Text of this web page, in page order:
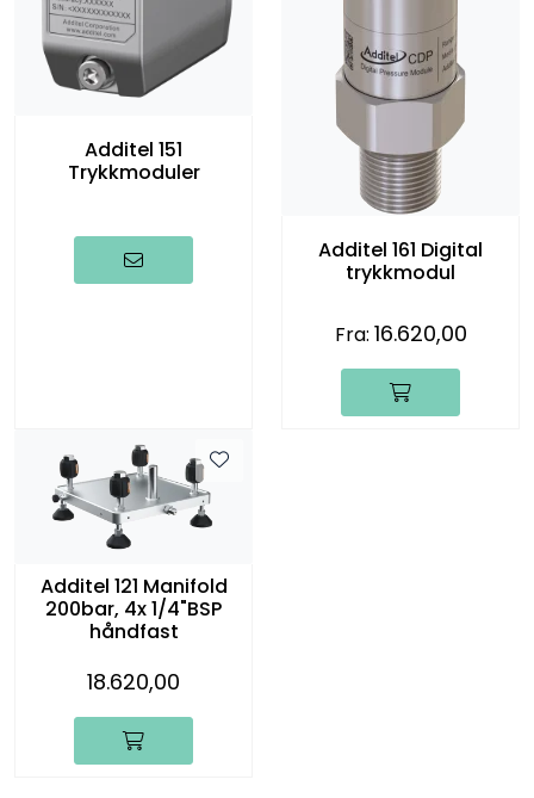
Additel 151
Trykkmoduler
Additel 161 Digital
trykkmodul
Fra: 16.620,00
Additel 121 Manifold
200bar, 4x 1/4"BSP
håndfast
18.620,00